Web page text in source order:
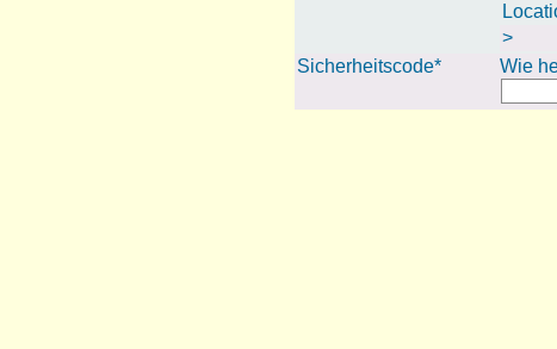
>
Sicherheitscode*
Wie